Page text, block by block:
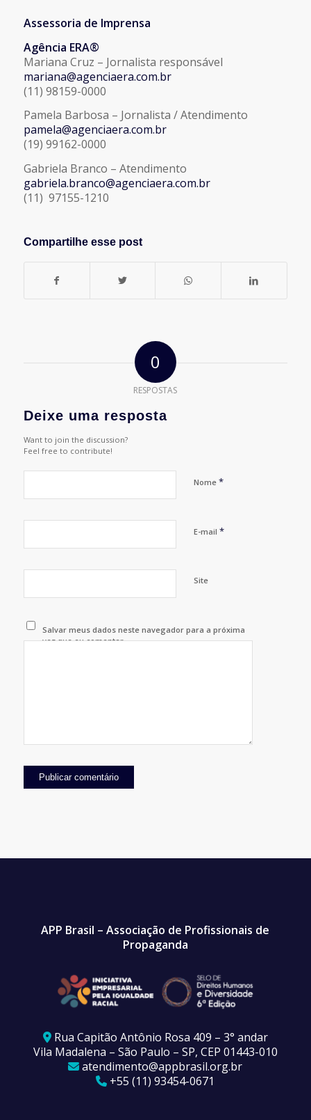
Assessoria de Imprensa
Agência ERA®
Mariana Cruz – Jornalista responsável
mariana@agenciaera.com.br
(11) 98159-0000
Pamela Barbosa – Jornalista / Atendimento
pamela@agenciaera.com.br
(19) 99162-0000
Gabriela Branco – Atendimento
gabriela.branco@agenciaera.com.br
(11) 97155-1210
Compartilhe esse post
0
RESPOSTAS
Deixe uma resposta
Want to join the discussion?
Feel free to contribute!
Nome *
E-mail *
Site
Salvar meus dados neste navegador para a próxima
vez que eu comentar.
APP Brasil – Associação de Profissionais de
Propaganda
Rua Capitão Antônio Rosa 409 – 3° andar
Vila Madalena – São Paulo – SP, CEP 01443-010
atendimento@appbrasil.org.br
+55 (11) 93454-0671